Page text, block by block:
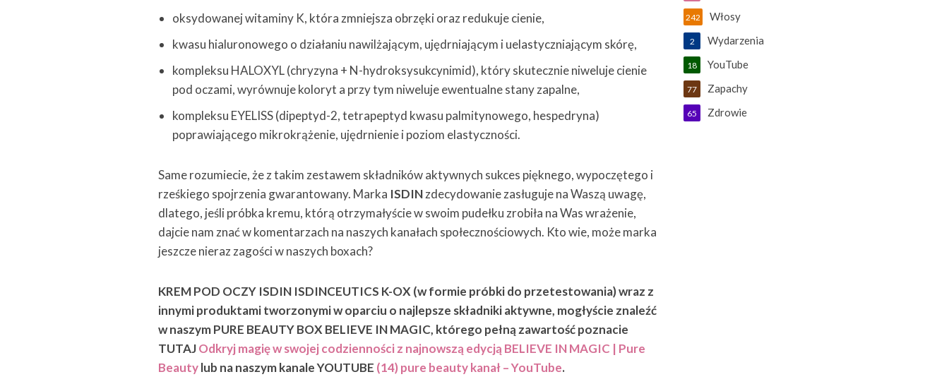
oksydowanej witaminy K, która zmniejsza obrzęki oraz redukuje cienie,
kwasu hialuronowego o działaniu nawilżającym, ujędrniającym i uelastyczniającym skórę,
kompleksu HALOXYL (chryzyna + N-hydroksysukcynimid), który skutecznie niweluje cienie
pod oczami, wyrównuje koloryt a przy tym niweluje ewentualne stany zapalne,
kompleksu EYELISS (dipeptyd-2, tetrapeptyd kwasu palmitynowego, hespedryna)
poprawiającego mikrokrążenie, ujędrnienie i poziom elastyczności.
Same rozumiecie, że z takim zestawem składników aktywnych sukces pięknego, wypoczętego i
rześkiego spojrzenia gwarantowany. Marka ISDINzdecydowanie zasługuje na Waszą uwagę,
dlatego, jeśli próbka kremu, którą otrzymałyście w swoim pudełku zrobiła na Was wrażenie,
dajcie nam znać w komentarzach na naszych kanałach społecznościowych. Kto wie, może marka
jeszcze nieraz zagości w naszych boxach?
KREM POD OCZY ISDIN ISDINCEUTICS K-OX (w formie próbki do przetestowania) wraz z
innymi produktami tworzonymi w oparciu o najlepsze składniki aktywne, mogłyście znaleźć
w naszym PURE BEAUTY BOX BELIEVE IN MAGIC, którego pełną zawartość poznacie
TUTAJOdkryj magię w swojej codzienności z najnowszą edycją BELIEVE IN MAGIC | Pure
Beautylub na naszym kanale YOUTUBE (14) pure beauty kanał – YouTube.
Włosy
242
Wydarzenia
2
YouTube
18
Zapachy
77
Zdrowie
65